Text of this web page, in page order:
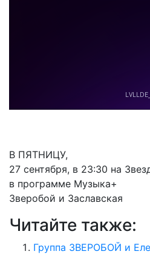
В ПЯТНИЦУ,
27 сентября, в 23:30 на
в программе Музыка+
Зверобой и Заславская
Читайте также:
Группа ЗВЕРОБОЙ и